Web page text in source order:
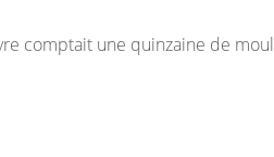
comptait une quinzaine de